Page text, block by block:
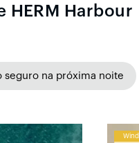
HERM Harbour
seguro na próxima noite
Wind